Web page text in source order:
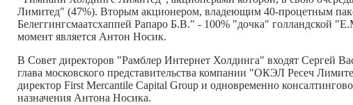
Лимитед" (47%). Вторым акционером, владеющим 40-процетным
Белеггингсмаатсхаппей Рапаро Б.В." - 100% "дочка"
момент является Антон Носик.
В Совет директоров "Рамблер Интернет Холдинга" входят Сергей
глава московского представительства компании "ОКЭЛ Ресеч
директор First Mercantile Capital Group и одновременно
назначения Антона Носика.